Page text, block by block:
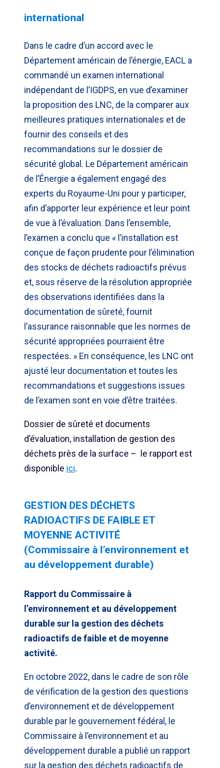
international
Dans le cadre d’un accord avec le
Département américain de l’énergie, EACL a
commandé un examen international
indépendant de l’IGDPS, en vue d’examiner
la proposition des LNC, de la comparer aux
meilleures pratiques internationales et de
fournir des conseils et des
recommandations sur le dossier de
sécurité global. Le Département américain
de l’Énergie a également engagé des
experts du Royaume-Uni pour y participer,
afin d’apporter leur expérience et leur point
de vue à l’évaluation. Dans l’ensemble,
l’examen a conclu que « l’installation est
conçue de façon prudente pour l’élimination
des stocks de déchets radioactifs prévus
et, sous réserve de la résolution appropriée
des observations identifiées dans la
documentation de sûreté, fournit
l’assurance raisonnable que les normes de
sécurité appropriées pourraient être
respectées. » En conséquence, les LNC ont
ajusté leur documentation et toutes les
recommandations et suggestions issues
de l’examen sont en voie d’être traitées.
Dossier de sûreté et documents
d’évaluation, installation de gestion des
déchets près de la surface – le rapport est
disponible ici.
GESTION DES DÉCHETS
RADIOACTIFS DE FAIBLE ET
MOYENNE ACTIVITÉ
(Commissaire à l’environnement et
au développement durable)
Rapport du Commissaire à
l’environnement et au développement
durable sur la gestion des déchets
radioactifs de faible et de moyenne
activité.
En octobre 2022, dans le cadre de son rôle
de vérification de la gestion des questions
d’environnement et de développement
durable par le gouvernement fédéral, le
Commissaire à l’environnement et au
développement durable a publié un rapport
sur la gestion des déchets radioactifs de